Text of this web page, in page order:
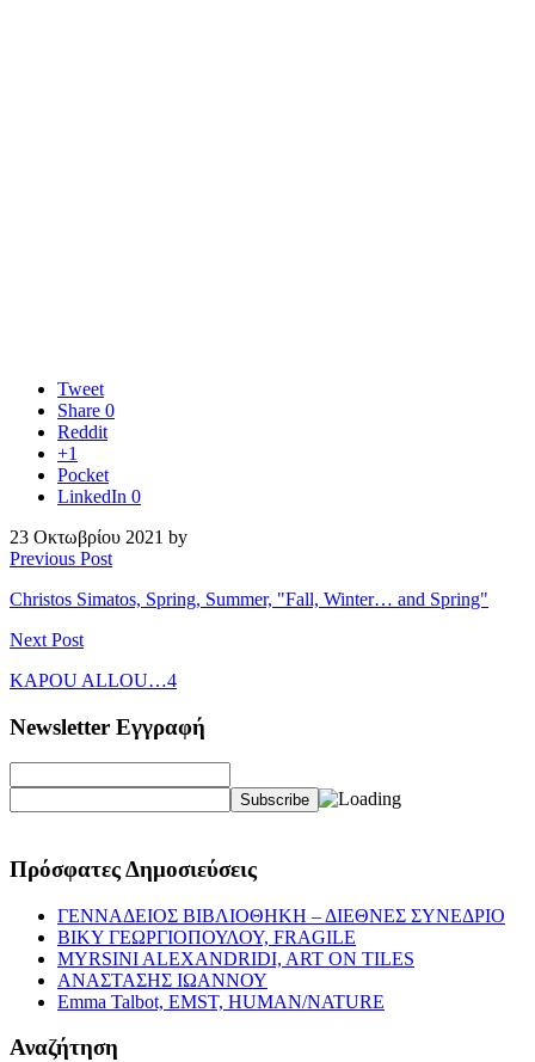
Tweet
Share 0
Reddit
+1
Pocket
LinkedIn 0
23 Οκτωβρίου 2021 by
Previous Post
Christos Simatos, Spring, Summer, "Fall, Winter… and Spring"
Next Post
KAPOU ALLOU…4
Newsletter Εγγραφή
Πρόσφατες Δημοσιεύσεις
ΓΕΝΝΑΔΕΙΟΣ ΒΙΒΛΙΟΘΗΚΗ – ΔΙΕΘΝΕΣ ΣΥΝΕΔΡΙΟ
ΒΙΚΥ ΓΕΩΡΓΙΟΠΟΥΛΟΥ, FRAGILE
MYRSINI ALEXANDRIDI, ART ON TILES
ΑΝΑΣΤΑΣΗΣ ΙΩΑΝΝΟΥ
Emma Talbot, EMST, HUMAN/NATURE
Αναζήτηση